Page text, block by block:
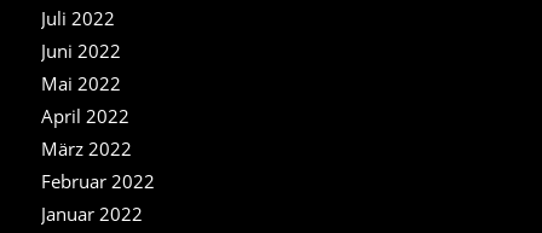
Juli 2022
Juni 2022
Mai 2022
April 2022
März 2022
Februar 2022
Januar 2022